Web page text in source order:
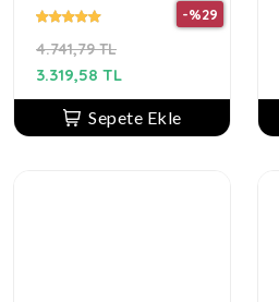
50 ml Edp Unisex
4.741,79 TL
-%29
3.319,58 TL
Sepete Ekle